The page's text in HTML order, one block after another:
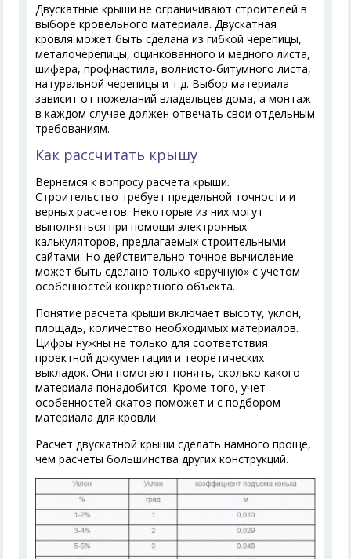
Двускатные крыши не ограничивают строителей в
выборе кровельного материала. Двускатная
кровля может быть сделана из гибкой черепицы,
металочерепицы, оцинкованного и медного листа,
шифера, профнастила, волнисто-битумного листа,
натуральной черепицы и т.д. Выбор материала
зависит от пожеланий владельцев дома, а монтаж
в каждом случае должен отвечать свои отдельным
требованиям.
Как рассчитать крышу
Вернемся к вопросу расчета крыши.
Строительство требует предельной точности и
верных расчетов. Некоторые из них могут
выполняться при помощи электронных
калькуляторов, предлагаемых строительными
сайтами. Но действительно точное вычисление
может быть сделано только «вручную» с учетом
особенностей конкретного объекта.
Понятие расчета крыши включает высоту, уклон,
площадь, количество необходимых материалов.
Цифры нужны не только для соответствия
проектной документации и теоретических
выкладок. Они помогают понять, сколько какого
материала понадобится. Кроме того, учет
особенностей скатов поможет и с подбором
материала для кровли.
Расчет двускатной крыши сделать намного проще,
чем расчеты большинства других конструкций.